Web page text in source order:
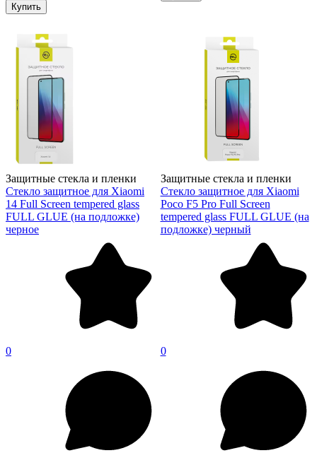
Купить
Защитные стекла и пленки
Стекло защитное для Xiaomi
14 Full Screen tempered glass
FULL GLUE (на подложке)
черное
0
Защитные стекла и пленки
Стекло защитное для Xiaomi
Poco F5 Pro Full Screen
tempered glass FULL GLUE (на
подложке) черный
0